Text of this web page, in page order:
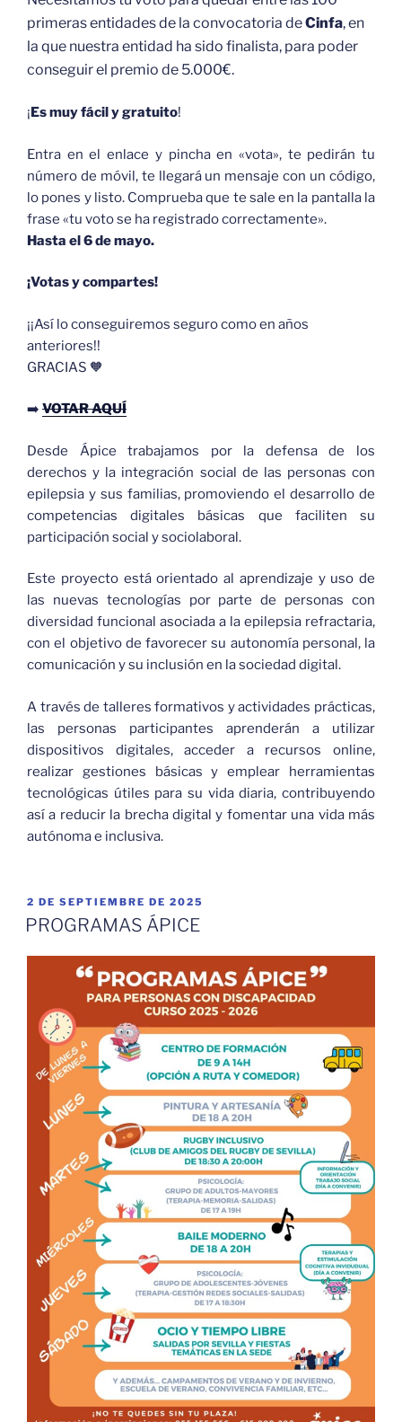
primeras entidades de la convocatoria deCinfa, en
la que nuestra entidad ha sido finalista, para poder
conseguir el premio de 5.000€.
¡Es muy fácil y gratuito!
Entra en el enlace y pincha en «vota», te pedirán tu
número de móvil, te llegará un mensaje con un código,
lo pones y listo. Comprueba que te sale en la pantalla la
frase «tu voto se ha registrado correctamente».
Hasta el 6 de mayo.
¡Votas y compartes!
¡¡Así lo conseguiremos seguro como en años
anteriores!!
GRACIAS 🧡
➡️ VOTARAQUÍ
Desde Ápice trabajamos por la defensa de los
derechos y la integración social de las personas con
epilepsia y sus familias, promoviendo el desarrollo de
competencias digitales básicas que faciliten su
participación social y sociolaboral.
Este proyecto está orientado al aprendizaje y uso de
las nuevas tecnologías por parte de personas con
diversidad funcional asociada a la epilepsia refractaria,
con el objetivo de favorecer su autonomía personal, la
comunicación y su inclusión en la sociedad digital.
A través de talleres formativos y actividades prácticas,
las personas participantes aprenderán a utilizar
dispositivos digitales, acceder a recursos online,
realizar gestiones básicas y emplear herramientas
tecnológicas útiles para su vida diaria, contribuyendo
así a reducir la brecha digital y fomentar una vida más
autónoma e inclusiva.
PUBLICADO
EL
2 DE SEPTIEMBRE DE 2025
PROGRAMAS ÁPICE